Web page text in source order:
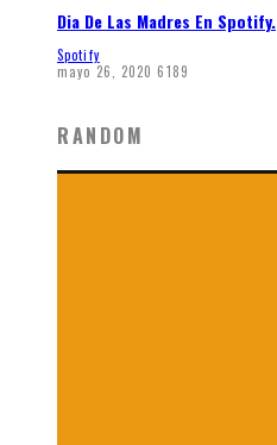
Dia De Las Madres En Spotify.
Spotify
mayo 26, 2020 6189
RANDOM